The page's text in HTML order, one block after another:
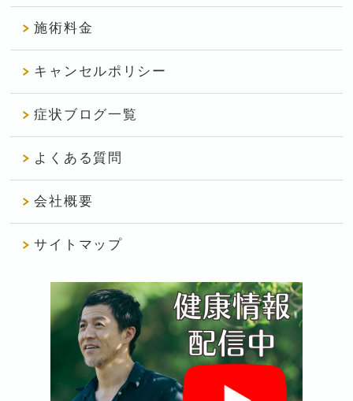
施術料金
キャンセルポリシー
症状ブログ一覧
よくある質問
会社概要
サイトマップ